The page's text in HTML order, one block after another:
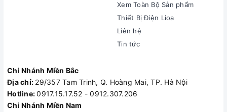
Xem Toàn Bộ Sản phẩm
Thiết Bị Điện Lioa
Liên hệ
Tin tức
Chi Nhánh Miền Bắc
Địa chỉ: 29/357 Tam Trinh, Q. Hoàng Mai, TP. Hà Nội
Hotline:0917.15.17.52 - 0912.307.206
Chi Nhánh Miền Nam